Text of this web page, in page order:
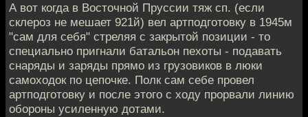
А вот когда в Восточной Пруссии тяж сп. (если
склероз не мешает 921й) вел артподготовку в 1945м
"сам для себя" стреляя с закрытой позиции - то
специально пригнали батальон пехоты - подавать
снаряды и заряды прямо из грузовиков в люки
самоходок по цепочке. Полк сам себе провел
артподготовку и после этого с ходу прорвали линию
обороны усиленную дотами.